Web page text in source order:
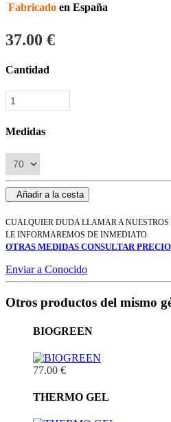
Fabricado en España
37.00 €
Cantidad
Medidas
Añadir a la cesta
CUALQUIER DUDA LLAMAR A NUESTROS
LE INFORMAREMOS DE INMEDIATO.
OTRAS MEDIDAS CONSULTAR
Enviar a Conocido
Otros productos del mismo
BIOGREEN
77.00 €
THERMO GEL